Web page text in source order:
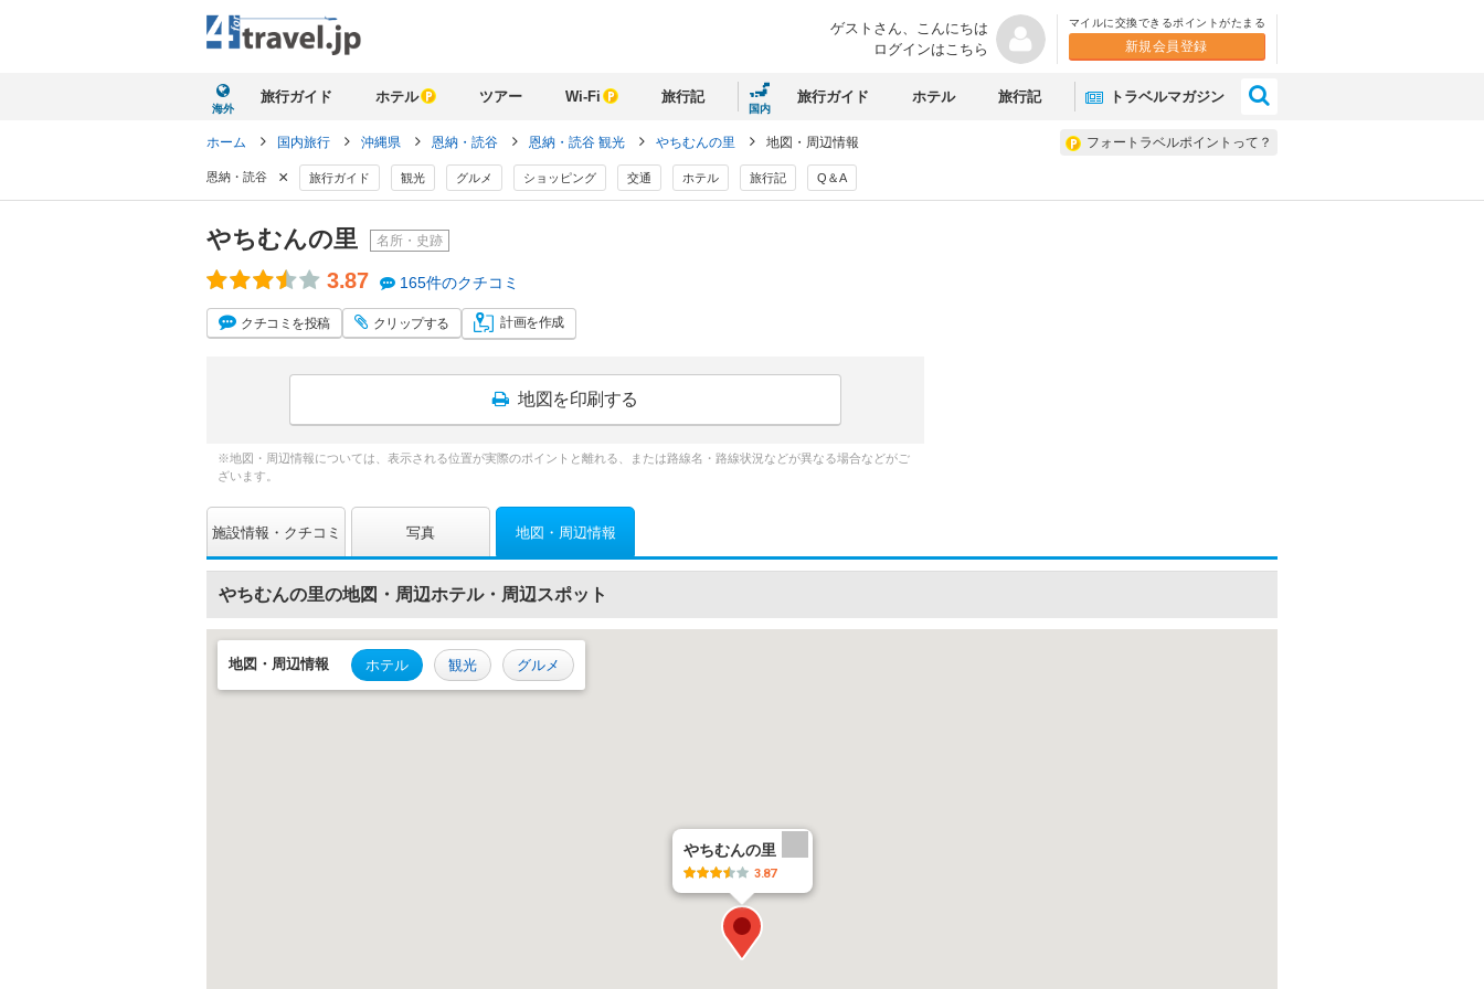
ゲストさん、 こんにちは
ログインはこちら
マイルに交換できるポイントがたまる
新規会員登録
海外
旅行ガイド ホテル ツアー Wi-Fi 旅行記
国内
旅行ガイド ホテル 旅行記 トラベルマガジン
フォートラベルポイントって？
ホーム 国内旅行 沖縄県 恩納・読谷 恩納・読谷 観光 やちむんの里 地図・周辺情報
恩納・読谷 × 旅行ガイド 観光 グルメ ショッピング 交通 ホテル 旅行記 Q＆A
やちむんの里 名所・史跡
3.87 165件のクチコミ
クチコミ を投稿 クリップする 計画を作成
地図を印刷する
※地図・周辺情報については、表示される位置が実際のポイントと離れる、または路線名・路線状況などが異なる場合などがご
ざいます。
施設情報・クチコミ 写真 地図・周辺情報
やちむんの里の地図・周辺ホテル・周辺スポット
やちむんの里
3.87
地図・ 周辺情報 ホテル 観光 グルメ